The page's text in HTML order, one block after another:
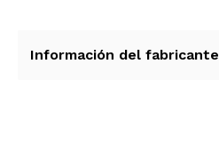
Información del fabricante